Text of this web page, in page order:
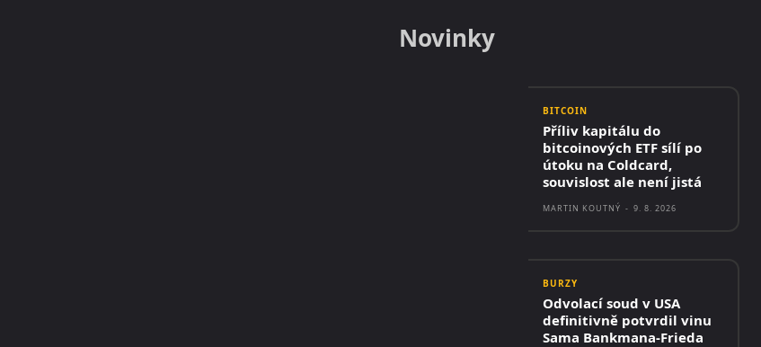
Novinky
BITCOIN
Příliv kapitálu do
bitcoinových ETF sílí po
útoku na Coldcard,
souvislost ale není jistá
MARTIN KOUTNÝ - 9. 8. 2026
BURZY
Odvolací soud v USA
definitivně potvrdil vinu
Sama Bankmana-Frieda